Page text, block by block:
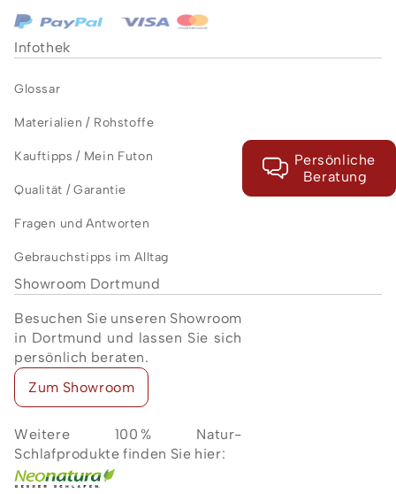
Persönliche
Beratung
Infothek
Glossar
Materialien / Rohstoffe
Kauftipps / Mein Futon
Qualität / Garantie
Fragen und Antworten
Gebrauchstipps im Alltag
Showroom Dortmund
Besuchen Sie unseren Showroom
in Dortmund und lassen Sie sich
persönlich beraten.
Zum Showroom
Weitere 100 % Natur-
Schlafprodukte finden Sie hier: